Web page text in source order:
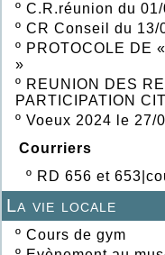
º C.R.réunion du
º CR Conseil du 13/
º PROTOCOLE DE
»
º REUNION DES
PARTICIPATION
º Voeux 2024 le 27/
Courriers
º RD 656 et
La vie locale
º Cours de gym